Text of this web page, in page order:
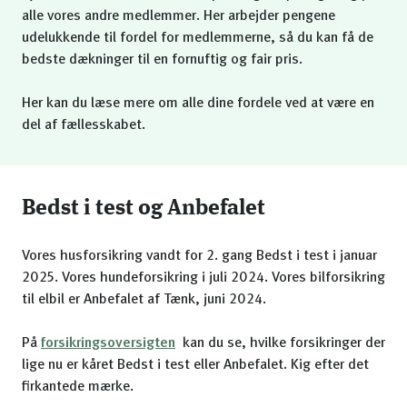
alle vores andre medlemmer. Her arbejder pengene
udelukkende til fordel for medlemmerne, så du kan få de
bedste dækninger til en fornuftig og fair pris.
Her kan du læse mere om alle dine fordele ved at være en
del af fællesskabet.
Bedst i test og Anbefalet
Vores husforsikring vandt for 2. gang Bedst i test i januar
2025. Vores hundeforsikring i juli 2024. Vores bilforsikring
til elbil er Anbefalet af Tænk, juni 2024.
På forsikringsoversigten kan du se, hvilke forsikringer der
lige nu er kåret Bedst i test eller Anbefalet. Kig efter det
firkantede mærke.